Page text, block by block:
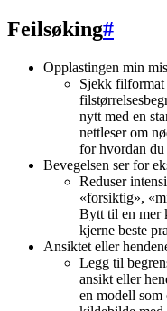
Feilsøking#
Opplastingen min
Sjekk
nytt med en
nettleser om
for hvordan du
Bevegelsen ser for
Reduser
«forsiktig»,
Bytt til en mer
kjerne beste
Ansiktet eller
Legg til
ansikt eller
en modell